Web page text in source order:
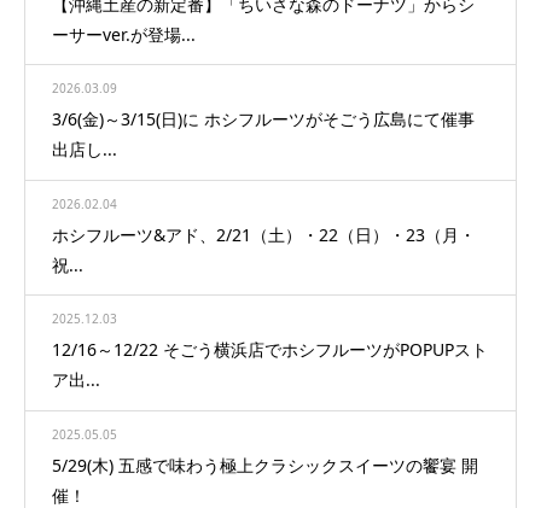
ーサーver.が登場...
2026.03.09
3/6(金)～3/15(日)に ホシフルーツがそごう広島にて催事
出店し...
2026.02.04
ホシフルーツ&アド、2/21（土）・22（日）・23（月・
祝...
2025.12.03
12/16～12/22 そごう横浜店でホシフルーツがPOPUPスト
ア出...
2025.05.05
5/29(木) 五感で味わう極上クラシックスイーツの饗宴 開
催！